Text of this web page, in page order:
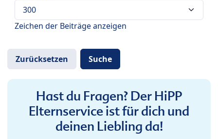
Zeichen der Beiträge anzeigen
Hast du Fragen? Der HiPP
Elternservice ist für dich und
deinen Liebling da!